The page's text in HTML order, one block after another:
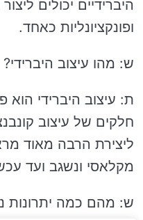
היברידיים יכולים
ופונקציונליות כאחד.
ש: מהו עיצוב היברידי?
ת: עיצוב היברידי הוא
חלקים של עיצוב
ליצירת הרבה מאוד
מקלאסי ונשגב ועד
ש: מהם כמה יתרונות